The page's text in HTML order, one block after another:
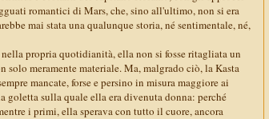
romantici di Mars, che, sino all'ultimo, non si era
mai stata una qualunque storia, né sentimentale, né,
propria quotidianità, ella non si fosse ritagliata un
solo meramente materiale. Ma, malgrado ciò, la Kasta
mancate, forse e persino in misura maggiore ai
sulla quale ella era divenuta donna: perché
i primi, ella sperava con tutto il cuore, ancora